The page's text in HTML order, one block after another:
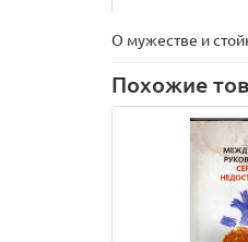
О мужестве и
Похожие